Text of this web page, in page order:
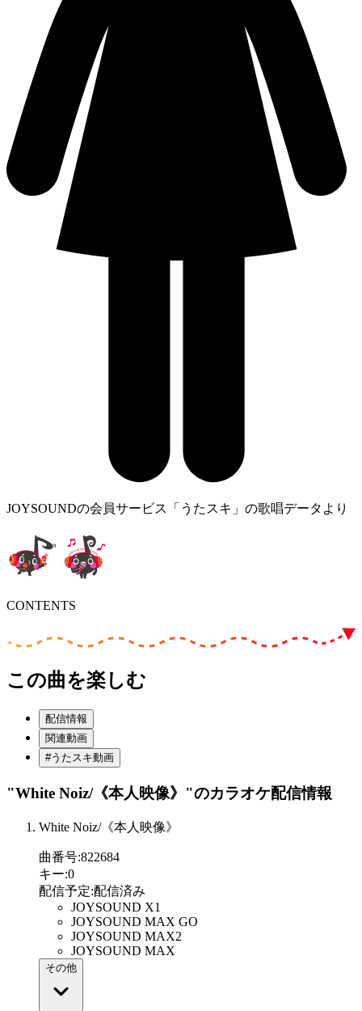
JOYSOUNDの会員サービス「うたスキ」の歌唱データより
CONTENTS
この曲を楽しむ
配信情報
関連動画
#うたスキ動画
"White Noiz/《本人映像》"のカラオケ配信情報
White Noiz/《本人映像》
曲番号:822684
キー:0
配信予定:配信済み
JOYSOUND X1
JOYSOUND MAX GO
JOYSOUND MAX2
JOYSOUND MAX
その他